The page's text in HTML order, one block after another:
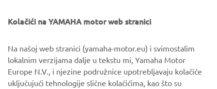
Kolačići na YAMAHA motor web stranici
Na našoj web stranici (yamaha-motor.eu) i svimostalim
lokalnim verzijama dalje u tekstu mi, Yamaha Motor
Europe N.V., i njezine podružnice upotrebljavaju kolačiće
uključujući tehnologije slične kolačićima, kao što su